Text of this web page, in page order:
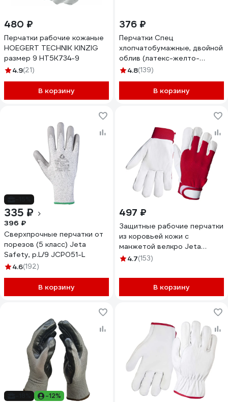
480 ₽
Перчатки рабочие кожаные
HOEGERT TECHNIK KINZIG
размер 9 HT5K734-9
4.9(21)
В корзину
376 ₽
Перчатки Спец
хлопчатобумажные, двойной
облив (латекс-желто-
зеленый), 13 класс, упаковка
4.8(139)
В корзину
335 ₽
396 ₽
Сверхпрочные перчатки от
порезов (5 класс) Jeta
Safety, р.L/9 JCP051-L
4.6(192)
В корзину
497 ₽
Защитные рабочие перчатки
из коровьей кожи с
манжетой велкро Jeta
Safety размер 9/L JLE301-
4.7(153)
В корзину
-12%